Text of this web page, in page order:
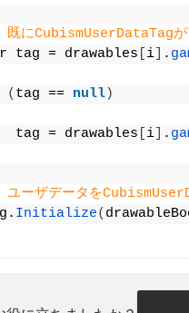
にCubismUserDataTagが
tag = drawables
i .
( tag == null)
tag = drawables
i .
ーザデータを
Initialize(